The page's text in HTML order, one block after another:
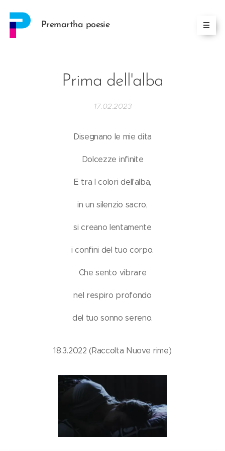
Premartha poesie
Prima dell'alba
17.02.2023
Disegnano le mie dita
Dolcezze infinite
E tra I colori dell'alba,
in un silenzio sacro,
si creano lentamente
i confini del tuo corpo.
Che sento vibrare
nel respiro profondo
del tuo sonno sereno.
18.3.2022 (Raccolta Nuove rime)